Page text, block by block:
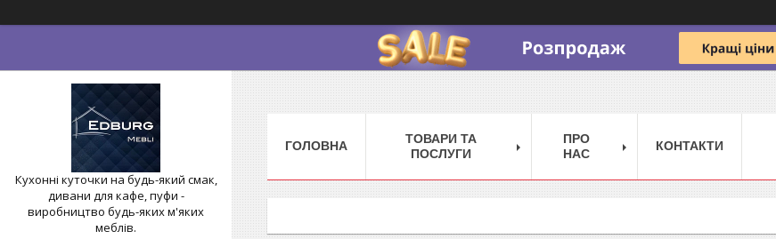
Кухонні куточки на будь-який смак,
дивани для кафе, пуфи -
виробництво будь-яких м'яких
меблів.
ГОЛОВНА
ТОВАРИ ТА
ПОСЛУГИ
ПРО
НАС
КОНТАКТИ